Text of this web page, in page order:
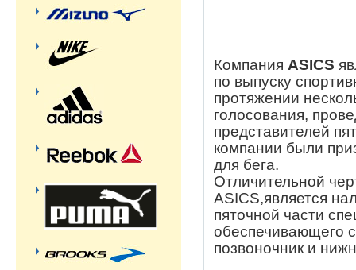
Компания ASICS
по выпуску
протяжении
голосования,
представителей
компании были
для бега.
Отличительной
ASICS,является
пяточной части
обеспечивающего
позвоночник и